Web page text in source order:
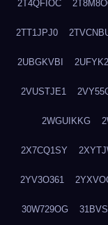
2T4QFIOC
2TT1JPJ0
2UBGKVBI
2VUSTJE1
2WGUIKKG
2X7CQ1SY
2YV3O361
30W729OG